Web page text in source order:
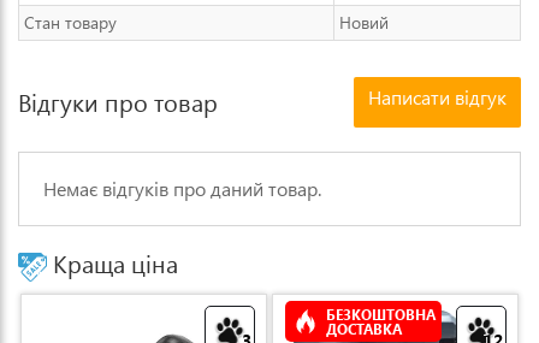
Стан товару
Новий
Відгуки про товар Написати відгук
Немає відгуків про даний товар.
Краща ціна
БЕЗКОШТОВНА
ДОСТАВКА